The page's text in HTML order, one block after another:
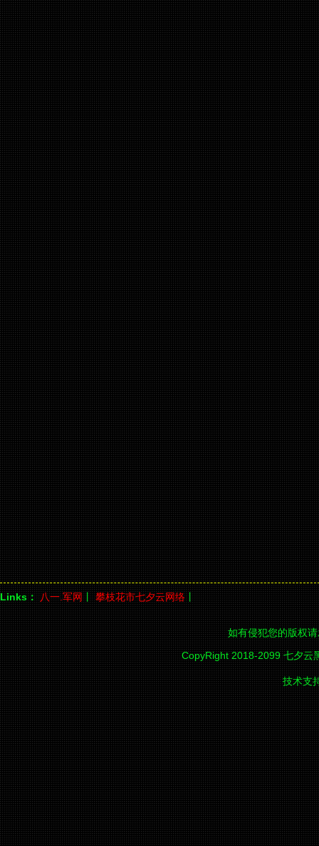
Links： 八一.军网丨攀枝花市七夕云网络丨
如有侵犯您的版权
CopyRight 2018-2099 七夕云
技术支